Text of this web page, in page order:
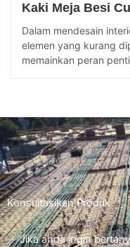
Kaki Meja Besi
Dalam mendesain
elemen yang kurang
memainkan peran
Konsultasikan Produk
Jika anda ingin